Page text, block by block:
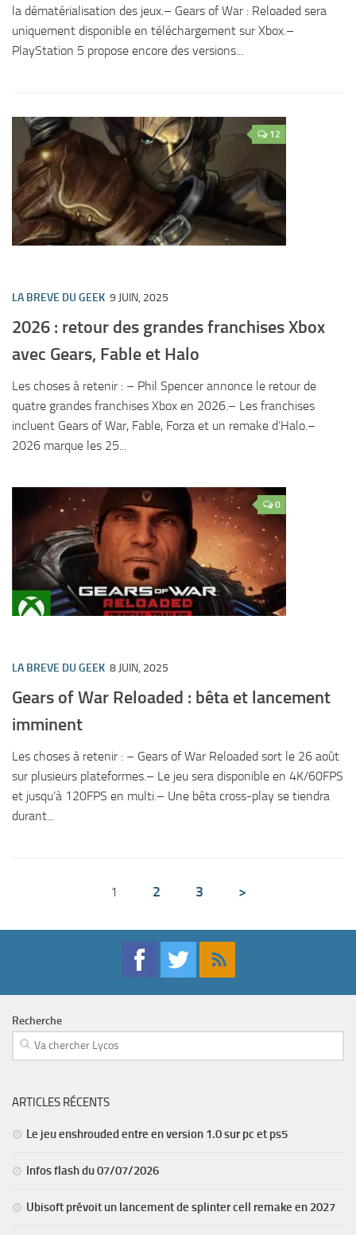
la dématérialisation des jeux.– Gears of War : Reloaded sera
uniquement disponible en téléchargement sur Xbox.–
PlayStation 5 propose encore des versions...
12
LA BREVE DU GEEK 9 JUIN, 2025
2026 : retour des grandes franchises Xbox
avec Gears, Fable et Halo
Les choses à retenir : – Phil Spencer annonce le retour de
quatre grandes franchises Xbox en 2026.– Les franchises
incluent Gears of War, Fable, Forza et un remake d’Halo.–
2026 marque les 25...
0
LA BREVE DU GEEK 8 JUIN, 2025
Gears of War Reloaded : bêta et lancement
imminent
Les choses à retenir : – Gears of War Reloaded sort le 26 août
sur plusieurs plateformes.– Le jeu sera disponible en 4K/60FPS
et jusqu’à 120FPS en multi.– Une bêta cross-play se tiendra
durant...
1 2 3 >
Recherche
ARTICLES RÉCENTS
Le jeu enshrouded entre en version 1.0 sur pc et ps5
Infos flash du 07/07/2026
Ubisoft prévoit un lancement de splinter cell remake en 2027